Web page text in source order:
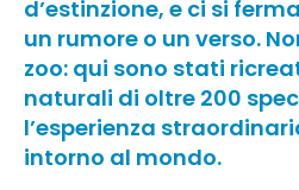
d’estinzione, e ci si
un rumore o un verso.
zoo: qui sono stati
naturali di oltre 200
l’esperienza
intorno al mondo.